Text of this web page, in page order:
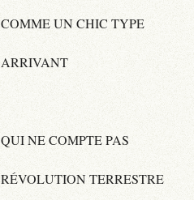
COMME UN CHIC TYPE
ARRIVANT
QUI NE COMPTE PAS
RÉVOLUTION TERRESTRE